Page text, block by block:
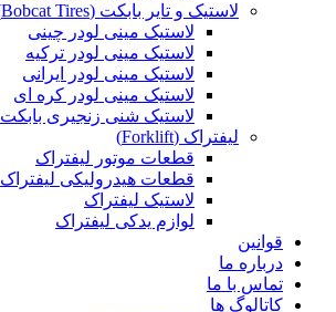
لاستیک و تایر بابکت (Bobcat Tires)
لاستیک مینی لودر چینی
لاستیک مینی لودر ترکیه
لاستیک مینی لودر ایرانی
لاستیک مینی لودر کره ای
لاستیک شنی زنجیری بابکت
لیفتراک (Forklift)
قطعات موتور لیفتراک
قطعات هیدرولیکی لیفتراک
لاستیک لیفتراک
لوازم یدکی لیفتراک
قوانین
درباره ما
تماس با ما
کاتالوگ ها